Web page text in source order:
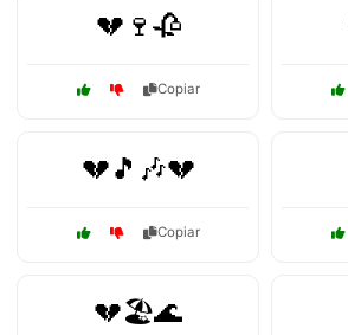
💔🍷🥀
Copiar
💔🎵🎶💔
Copiar
💔🏖️🌊